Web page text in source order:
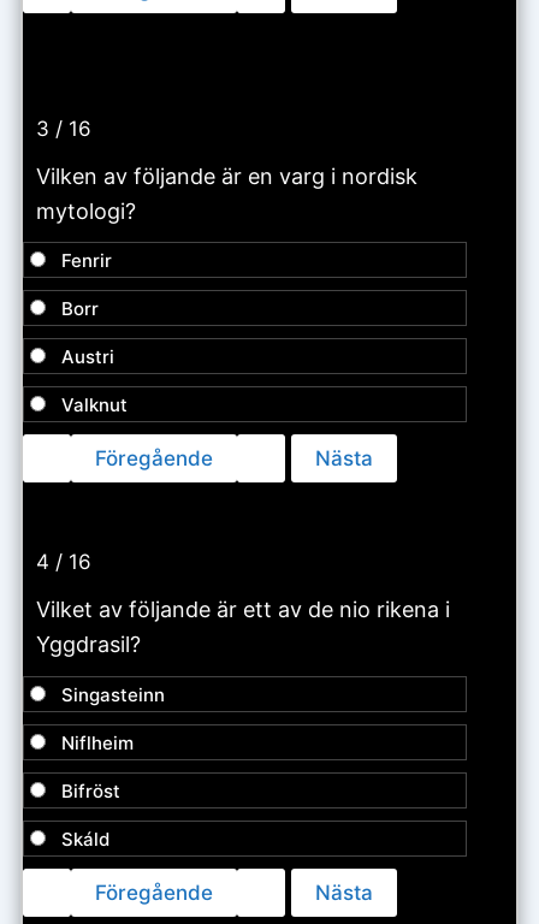
3 / 16
Vilken av följande är en varg i nordisk
mytologi?
Fenrir
Borr
Austri
Valknut
4 / 16
Vilket av följande är ett av de nio rikena i
Yggdrasil?
Singasteinn
Niflheim
Bifröst
Skáld